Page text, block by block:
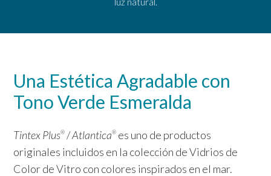
Una Estética Agradable con
Tono Verde Esmeralda
Tintex Plus® /Atlantica® es uno de productos
originales incluidos en la colección de Vidrios de
Color de Vitro con colores inspirados en el mar.